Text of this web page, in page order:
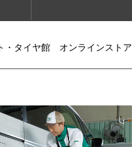
・タイヤ館 オンラインストア